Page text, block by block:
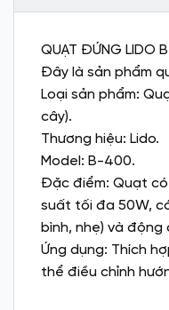
QUẠT ĐỨNG LIDO
Đây là sản phẩm
Loại sản phẩm:
cây).
Thương hiệu: Lido.
Model: B-400.
Đặc điểm: Quạt
suất tối đa 50W,
bình, nhẹ) và động
Ứng dụng: Thích
thể điều chỉnh